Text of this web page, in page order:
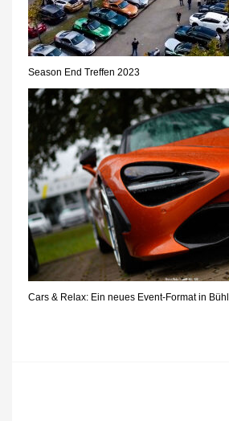
Season End Treffen 2023
Cars & Relax: Ein neues Event-Format in Bühl